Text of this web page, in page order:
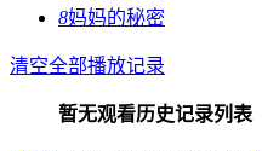
8妈妈的秘密
清空全部播放记录
暂无观看历史记录列表